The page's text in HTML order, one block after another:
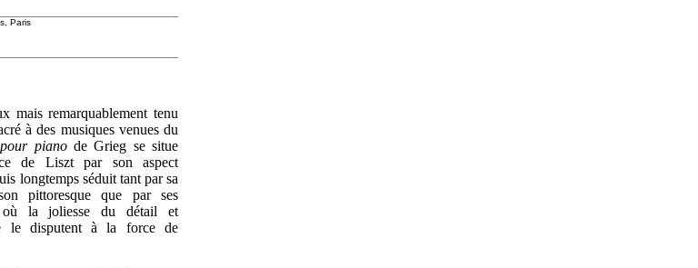
Paris
mais remarquablement tenu
à des musiques venues du
pianode Grieg se situe
de Liszt par son aspect
longtemps séduit tant par sa
pittoresque que par ses
où la joliesse du détail et
le disputent à la force de